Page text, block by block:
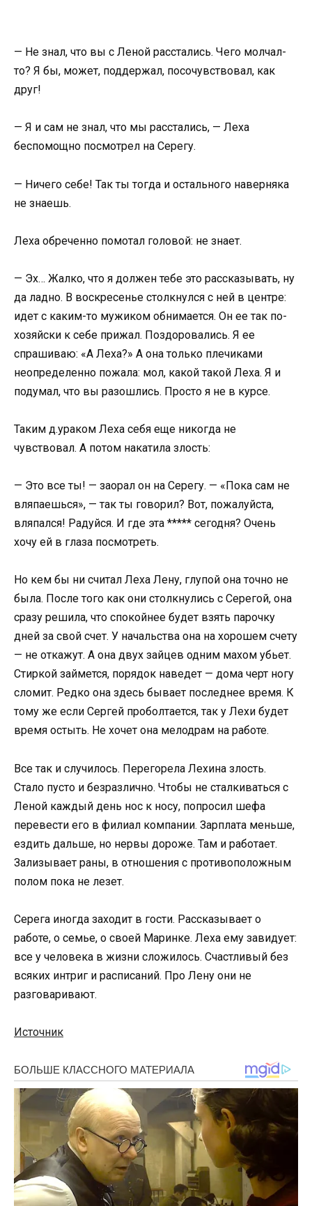
— Не знал, что вы с Леной расстались. Чего молчал-
то? Я бы, может, поддержал, посочувствовал, как
друг!
— Я и сам не знал, что мы расстались, — Леха
беспомощно посмотрел на Серегу.
— Ничего себе! Так ты тогда и остального наверняка
не знаешь.
Леха обреченно помотал головой: не знает.
— Эх… Жалко, что я должен тебе это рассказывать, ну
да ладно. В воскресенье столкнулся с ней в центре:
идет с каким-то мужиком обнимается. Он ее так по-
хозяйски к себе прижал. Поздоровались. Я ее
спрашиваю: «А Леха?» А она только плечиками
неопределенно пожала: мол, какой такой Леха. Я и
подумал, что вы разошлись. Просто я не в курсе.
Таким д.ураком Леха себя еще никогда не
чувствовал. А потом накатила злость:
— Это все ты! — заорал он на Серегу. — «Пока сам не
вляпаешься», — так ты говорил? Вот, пожалуйста,
вляпался! Радуйся. И где эта ***** сегодня? Очень
хочу ей в глаза посмотреть.
Но кем бы ни считал Леха Лену, глупой она точно не
была. После того как они столкнулись с Серегой, она
сразу решила, что спокойнее будет взять парочку
дней за свой счет. У начальства она на хорошем счету
— не откажут. А она двух зайцев одним махом убьет.
Стиркой займется, порядок наведет — дома черт ногу
сломит. Редко она здесь бывает последнее время. К
тому же если Сергей проболтается, так у Лехи будет
время остыть. Не хочет она мелодрам на работе.
Все так и случилось. Перегорела Лехина злость.
Стало пусто и безразлично. Чтобы не сталкиваться с
Леной каждый день нос к носу, попросил шефа
перевести его в филиал компании. Зарплата меньше,
ездить дальше, но нервы дороже. Там и работает.
Зализывает раны, в отношения с противоположным
полом пока не лезет.
Серега иногда заходит в гости. Рассказывает о
работе, о семье, о своей Маринке. Леха ему завидует:
все у человека в жизни сложилось. Счастливый без
всяких интриг и расписаний. Про Лену они не
разговаривают.
Источник